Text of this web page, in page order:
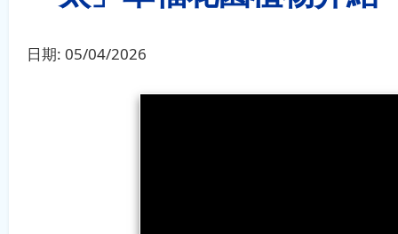
日期: 05/04/2026